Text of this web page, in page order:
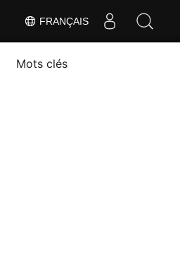
FRANÇAIS
Mots clés